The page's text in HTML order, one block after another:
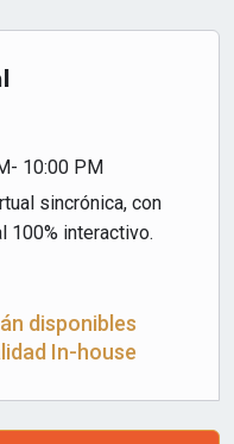
10:00 PM
sincrónica, con
100% interactivo.
disponibles
In-house